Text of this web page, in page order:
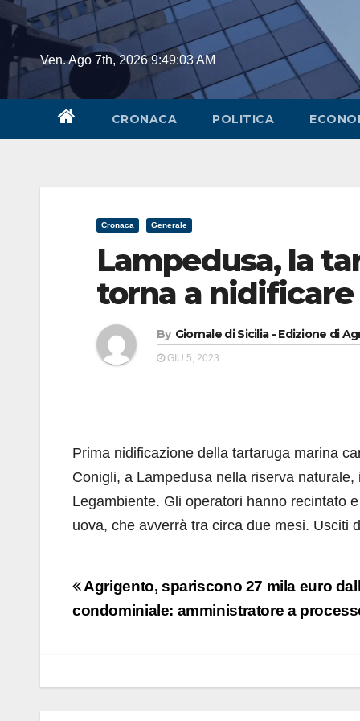
Skip
contentVen. Ago 7th, 20269:49:03 AM
CRONACA POLITICA
Cronaca Generale
Lampedusa, la
torna a nidificare
By Giornale di Sicilia - Edizione di
GIU 5, 2023
Prima nidificazione della tartaruga marina
Conigli, a Lampedusa nella riserva
Legambiente. Gli operatori hanno recintato
uova, che avverrà tra circa due mesi. Usciti
Navigazione
articoli
Agrigento, spariscono 27 mila euro
condominiale: amministratore a